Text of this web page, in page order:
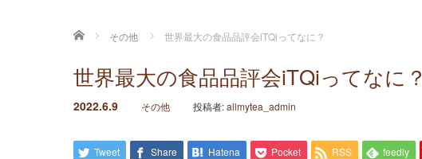
ホーム その他 世界最大の食品品評会iTQiってなに？
世界最大の食品品評会iTQiってなに？
2022.6.9 その他 投稿者:allmytea_admin
Tweet Share Hatena Pocket RSS feedly